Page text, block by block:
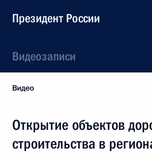
Президент России
Видеозаписи
Видео
Открытие объектов
строительства в